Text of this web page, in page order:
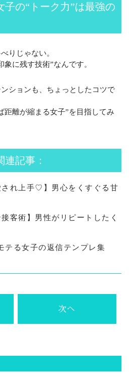
の“トーク力”は最強の
りじゃない。
に残す技術”なんです。
ションも、ちょっとしたコツで
距離が縮まる女子”を目指してみ
記事：
れ上手♡】男心をくすぐる甘
客術】男性がリピートしたく
る女子の返信テンプレ集
次へ